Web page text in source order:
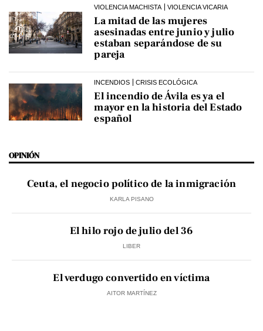
VIOLENCIA MACHISTA VIOLENCIA VICARIA
La mitad de las mujeres
asesinadas entre junio y julio
estaban separándose de su
pareja
INCENDIOS CRISIS ECOLÓGICA
El incendio de Ávila es ya el
mayor en la historia del Estado
español
OPINIÓN
Ceuta, el negocio político de la inmigración
KARLA PISANO
El hilo rojo de julio del 36
LIBER
El verdugo convertido en víctima
AITOR MARTÍNEZ